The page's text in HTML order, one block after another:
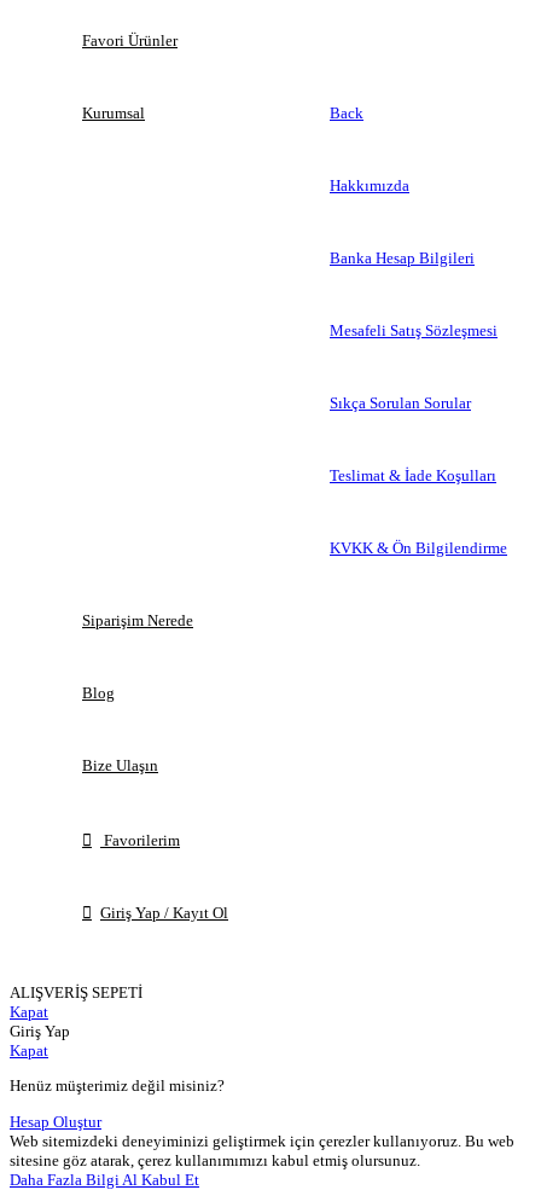
Favori Ürünler
Kurumsal Back
Hakkımızda
Banka Hesap Bilgileri
Mesafeli Satış Sözleşmesi
Sıkça Sorulan Sorular
Teslimat & İade Koşulları
KVKK & Ön Bilgilendirme
Siparişim Nerede
Blog
Bize Ulaşın
Favorilerim
Giriş Yap / Kayıt Ol
ALIŞVERİŞ SEPETİ
Kapat
Giriş Yap
Kapat
Henüz müşterimiz değil misiniz?
Hesap Oluştur
Web sitemizdeki deneyiminizi geliştirmek için çerezler kullanıyoruz. Bu web
sitesine göz atarak, çerez kullanımımızı kabul etmiş olursunuz.
Daha Fazla Bilgi Al Kabul Et